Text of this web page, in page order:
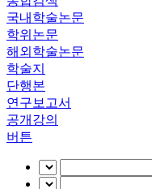
국내학술논문
학위논문
해외학술논문
학술지
단행본
연구보고서
공개강의
버튼